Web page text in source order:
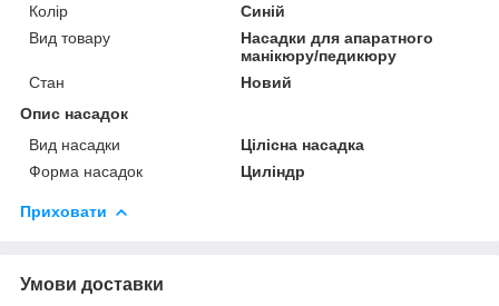
Колір
Синій
Вид товару
Насадки для апаратного
манікюру/педикюру
Стан
Новий
Опис насадок
Вид насадки
Цілісна насадка
Форма насадок
Циліндр
Приховати
Умови доставки